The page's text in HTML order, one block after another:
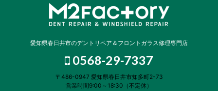
愛知県春日井市のデントリペア＆フロントガラス修理専門店
0568-29-7337
〒486-0947 愛知県春日井市知多町2-73
営業時間9:00～18:30（不定休）